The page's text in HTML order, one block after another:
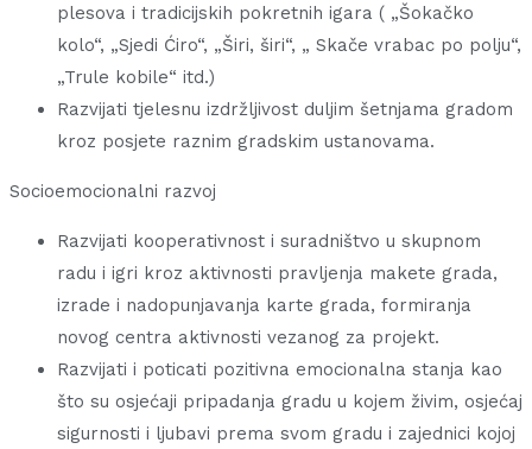
plesova i tradicijskih pokretnih igara ( „Šokačko
kolo“, „Sjedi Ćiro“, „Širi, širi“, „ Skače vrabac po polju“,
„Trule kobile“ itd.)
Razvijati tjelesnu izdržljivost duljim šetnjama gradom
kroz posjete raznim gradskim ustanovama.
Socioemocionalni razvoj
Razvijati kooperativnost i suradništvo u skupnom
radu i igri kroz aktivnosti pravljenja makete grada,
izrade i nadopunjavanja karte grada, formiranja
novog centra aktivnosti vezanog za projekt.
Razvijati i poticati pozitivna emocionalna stanja kao
što su osjećaji pripadanja gradu u kojem živim, osjećaj
sigurnosti i ljubavi prema svom gradu i zajednici kojoj